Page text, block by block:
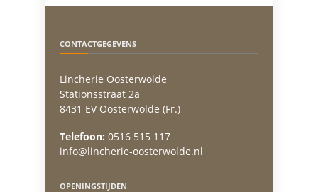
CONTACTGEGEVENS
Lincherie Oosterwolde
Stationsstraat 2a
8431 EV Oosterwolde (Fr.)
Telefoon: 0516 515 117
info@lincherie-oosterwolde.nl
OPENINGSTIJDEN